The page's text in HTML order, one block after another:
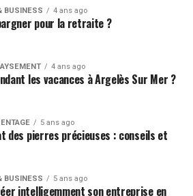
BUSINESS 4 ans ago
pour la retraite ?
4 ans ago
les vacances à Argelès Sur Mer ?
5 ans ago
des pierres précieuses : conseils et
BUSINESS 5 ans ago
intelligemment son entreprise en